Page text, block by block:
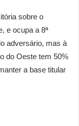
sobre o
e ocupa a 8ª
adversário, mas à
do Oeste tem 50%
a base titular